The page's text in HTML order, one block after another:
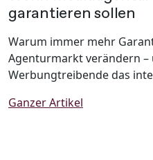
garantieren sollen
Warum immer mehr
Agenturmarkt verändern –
Werbungtreibende das
Ganzer Artikel